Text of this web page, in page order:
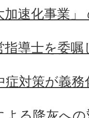
加速化事業
指導士を委
症対策が義